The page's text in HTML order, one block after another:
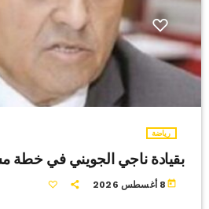
رياضة
بقيادة ناجي الجويني في
today 8 أغسطس 2026